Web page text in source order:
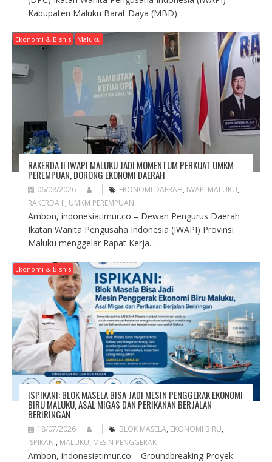
Kabupaten Maluku Barat Daya (MBD)...
Ekonomi & Bisnis Maluku
RAKERDA II IWAPI MALUKU JADI MOMENTUM PERKUAT UMKM
PEREMPUAN, DORONG EKONOMI DAERAH
06/08/2026 EKONOMI DAERAH, IWAPI MALUKU,
RAKERDA II, UMKM PEREMPUAN
Ambon, indonesiatimur.co – Dewan Pengurus Daerah
Ikatan Wanita Pengusaha Indonesia (IWAPI) Provinsi
Maluku menggelar Rapat Kerja...
Ekonomi & Bisnis
ISPIKANI: BLOK MASELA BISA JADI MESIN PENGGERAK EKONOMI
BIRU MALUKU, ASAL MIGAS DAN PERIKANAN BERJALAN
BERIRINGAN
18/07/2026 BLOK MASELA, EKONOMI BIRU,
ISPIKANI, MALUKU, MESIN PENGGERAK
Ambon, indonesiatimur.co – Groundbreaking Proyek